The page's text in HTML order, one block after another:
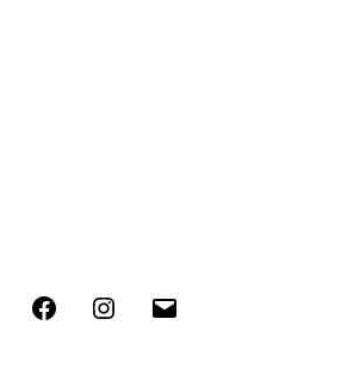
Twitter FacebookInstagram